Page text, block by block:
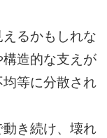
るかもしれな
造的な支えが
等に分散され
き続け、壊れ